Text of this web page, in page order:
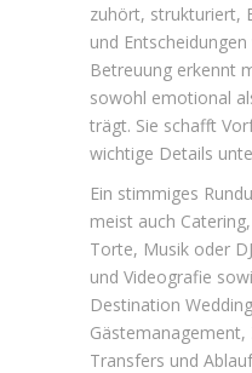
zuhört, strukturiert,
und
Betreuung erkennt
sowohl emotional
trägt. Sie schafft
wichtige Details
Ein stimmiges
meist auch
Torte, Musik oder DJ
und Videografie
Destination
Transfers und